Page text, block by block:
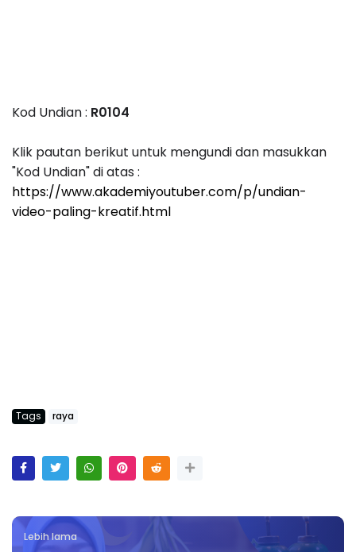
Kod Undian : R0104
Klik pautan berikut untuk mengundi dan masukkan
"Kod Undian" di atas :
https://www.akademiyoutuber.com/p/undian-
video-paling-kreatif.html
Tags raya
Lebih lama